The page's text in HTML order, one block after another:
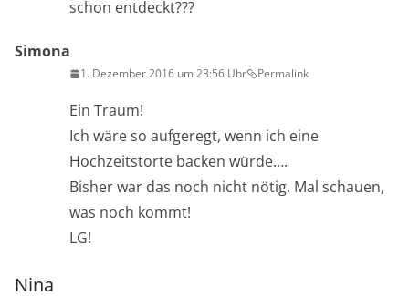
schon entdeckt???
Simona
1. Dezember 2016 um 23:56 Uhr Permalink
Ein Traum!
Ich wäre so aufgeregt, wenn ich eine
Hochzeitstorte backen würde….
Bisher war das noch nicht nötig. Mal schauen,
was noch kommt!
LG!
Nina